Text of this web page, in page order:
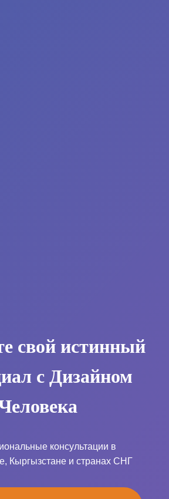
свой истинный
с Дизайном
консультации в
Кыргызстане и странах СНГ